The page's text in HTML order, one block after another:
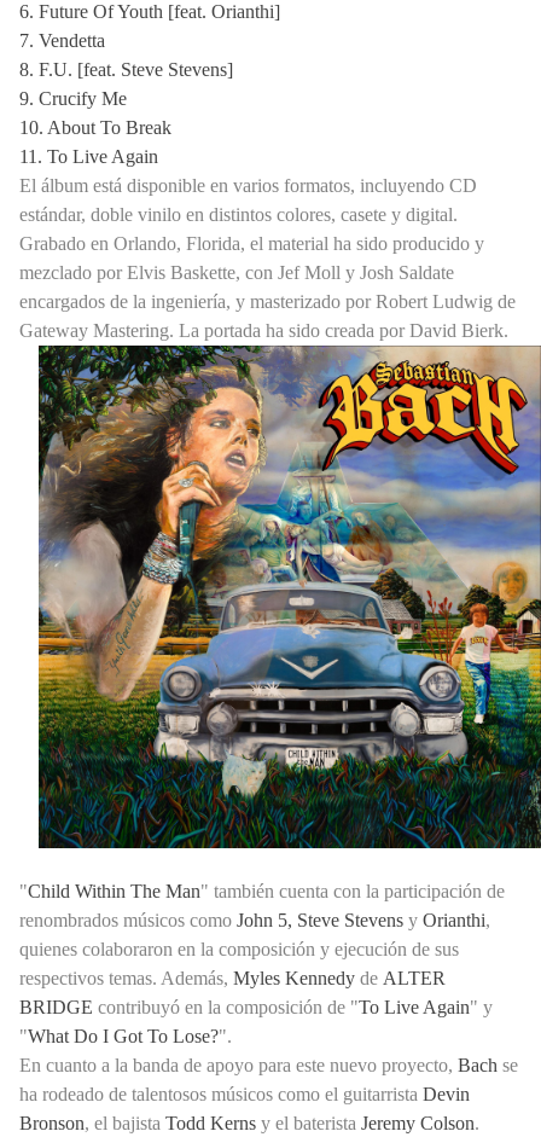
6. Future Of Youth [feat. Orianthi]
7. Vendetta
8. F.U. [feat. Steve Stevens]
9. Crucify Me
10. About To Break
11. To Live Again
El álbum está disponible en varios formatos, incluyendo CD
estándar, doble vinilo en distintos colores, casete y digital.
Grabado en Orlando, Florida, el material ha sido producido y
mezclado por Elvis Baskette, con Jef Moll y Josh Saldate
encargados de la ingeniería, y masterizado por Robert Ludwig de
Gateway Mastering. La portada ha sido creada por David Bierk.
"Child Within The Man" también cuenta con la participación de
renombrados músicos como John 5, Steve Stevens y Orianthi,
quienes colaboraron en la composición y ejecución de sus
respectivos temas. Además, Myles Kennedy de ALTER
BRIDGE contribuyó en la composición de "To Live Again" y
"What Do I Got To Lose?".
En cuanto a la banda de apoyo para este nuevo proyecto, Bach se
ha rodeado de talentosos músicos como el guitarrista Devin
Bronson, el bajista Todd Kerns y el baterista Jeremy Colson.